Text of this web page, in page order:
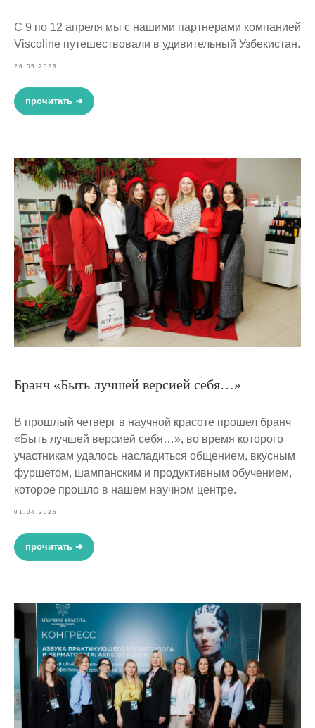
С 9 по 12 апреля мы с нашими партнерами компанией
Viscoline путешествовали в удивительный Узбекистан.
26.05.2026
прочитать ➜
Бранч «Быть лучшей версией себя…»
В прошлый четверг в научной красоте прошел бранч
«Быть лучшей версией себя…», во время которого
участникам удалось насладиться общением, вкусным
фуршетом, шампанским и продуктивным обучением,
которое прошло в нашем научном центре.
01.04.2026
прочитать ➜